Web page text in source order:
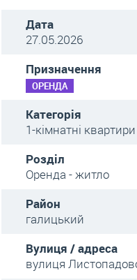
Дата
27.05.2026
Призначення
ОРЕНДА
Категорія
1-кімнатні квартири
Розділ
Оренда - житло
Район
галицький
Вулиця / адреса
вулиця